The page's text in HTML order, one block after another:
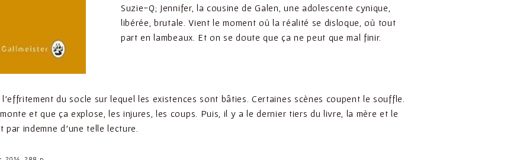
Suzie-Q; Jennifer, la cousine de Galen, une adolescente cynique,
libérée, brutale. Vient le moment où la réalité se disloque, où tout
part en lambeaux. Et on se doute que ça ne peut que mal finir.
du socle sur lequel les existences sont bâties. Certaines scènes coupent le souffle.
et que ça explose, les injures, les coups. Puis, il y a le dernier tiers du livre, la mère et le
indemne d’une telle lecture.